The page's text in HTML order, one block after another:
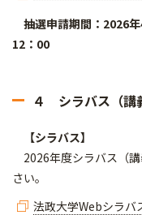
抽選申請期間：2026
12：00
４ シラバス（講
【シラバス】
2026年度シラバス（
さい。
法政大学Webシラバ